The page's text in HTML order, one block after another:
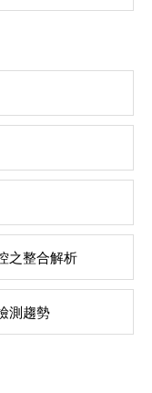
之整合解析
測趨勢